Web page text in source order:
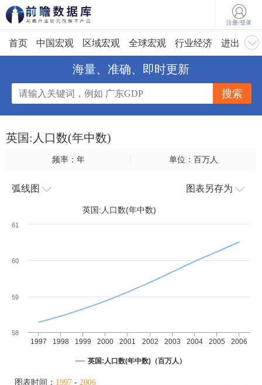
注册/登录
首页 中国宏观 区域宏观 全球宏观 行业经济 进出口
海量、准确、即时更新
英国:人口数(年中数)
频率：年 单位：百万人
弧线图 图表另存为
英国:人口数(年中数)
英国:人口数(年中数)（百万人）
1997 1998 1999 2000 2001 2002 2003 2004 2005 2006
58
59
60
61
图表时间： 1997 - 2006